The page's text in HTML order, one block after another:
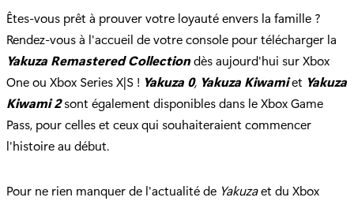
Êtes-vous prêt à prouver votre loyauté envers la famille ?
Rendez-vous à l'accueil de votre console pour télécharger la
Yakuza Remastered Collectiondès aujourd'hui sur Xbox
One ou Xbox Series X|S ! Yakuza 0, Yakuza Kiwamiet Yakuza
Kiwami 2sont également disponibles dans le Xbox Game
Pass, pour celles et ceux qui souhaiteraient commencer
l'histoire au début.
Pour ne rien manquer de l'actualité de Yakuzaet du Xbox